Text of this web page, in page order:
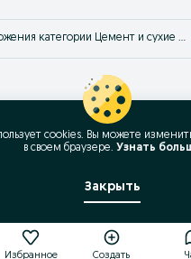
Лучшие предложения категории Цемент и сухие смеси Карши. Большой выбор товаров и услуг по выгодным ценам на OLX! Множество предложений на OLX.uz!
Избранное Создать
cookies. Вы можете
в своeм браузере. Узнать
Закрыть